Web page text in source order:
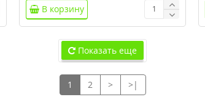
В корзину
Показать еще
1 2 >
>|